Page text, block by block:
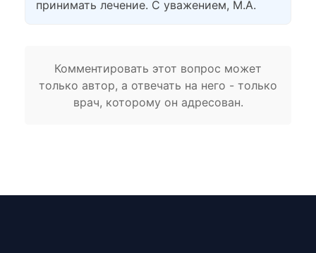
принимать лечение. С уважением, М.А.
Комментировать этот вопрос может
только автор, а отвечать на него - только
врач, которому он адресован.